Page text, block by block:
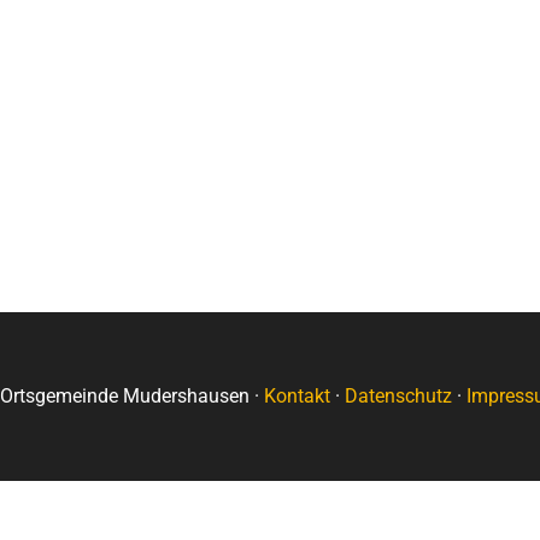
Mudershausen · Kontakt· Datenschutz·